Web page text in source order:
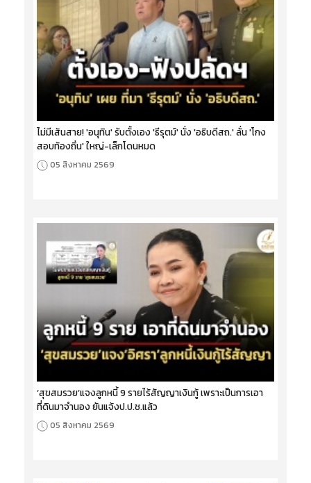
ไม่มีเส้นสาย! 'อนุทิน' รับตั้งเอง 'ธีรุตม์' นั่ง 'อธิบดีสถ.' ลั่น 'โกง
สอบท้องถิ่น' ใหญ่-เล็กโดนหมด
05 สิงหาคม 2569
‘สุขสมรวย’แจงลูกหนี้ 9 รายไร้สัญญาเงินกู้ เพราะเป็นการเอา
ที่ดินมาจำนอง ยันแจ้งป.ป.ช.แล้ว
05 สิงหาคม 2569